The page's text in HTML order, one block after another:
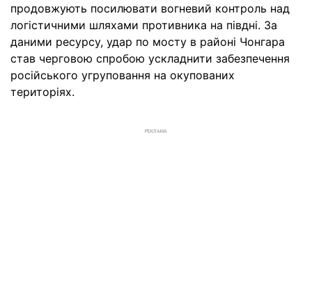
продовжують посилювати вогневий контроль над
логістичними шляхами противника на півдні. За
даними ресурсу, удар по мосту в районі Чонгара
став черговою спробою ускладнити забезпечення
російського угруповання на окупованих
територіях.
РЕКЛАМА